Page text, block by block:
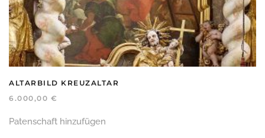
ALTARBILD KREUZALTAR
6.000,00 €
Patenschaft hinzufügen